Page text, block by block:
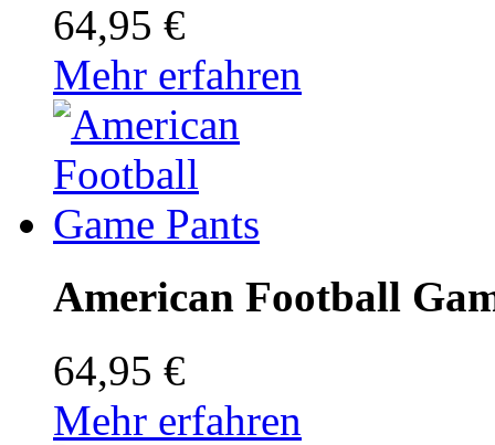
64,95 €
Mehr erfahren
American Football
64,95 €
Mehr erfahren